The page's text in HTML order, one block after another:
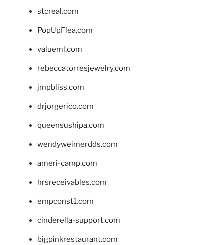
stcreal.com
PopUpFlea.com
valueml.com
rebeccatorresjewelry.com
jmpbliss.com
drjorgerico.com
queensushipa.com
wendyweimerdds.com
ameri-camp.com
hrsreceivables.com
empconst1.com
cinderella-support.com
bigpinkrestaurant.com